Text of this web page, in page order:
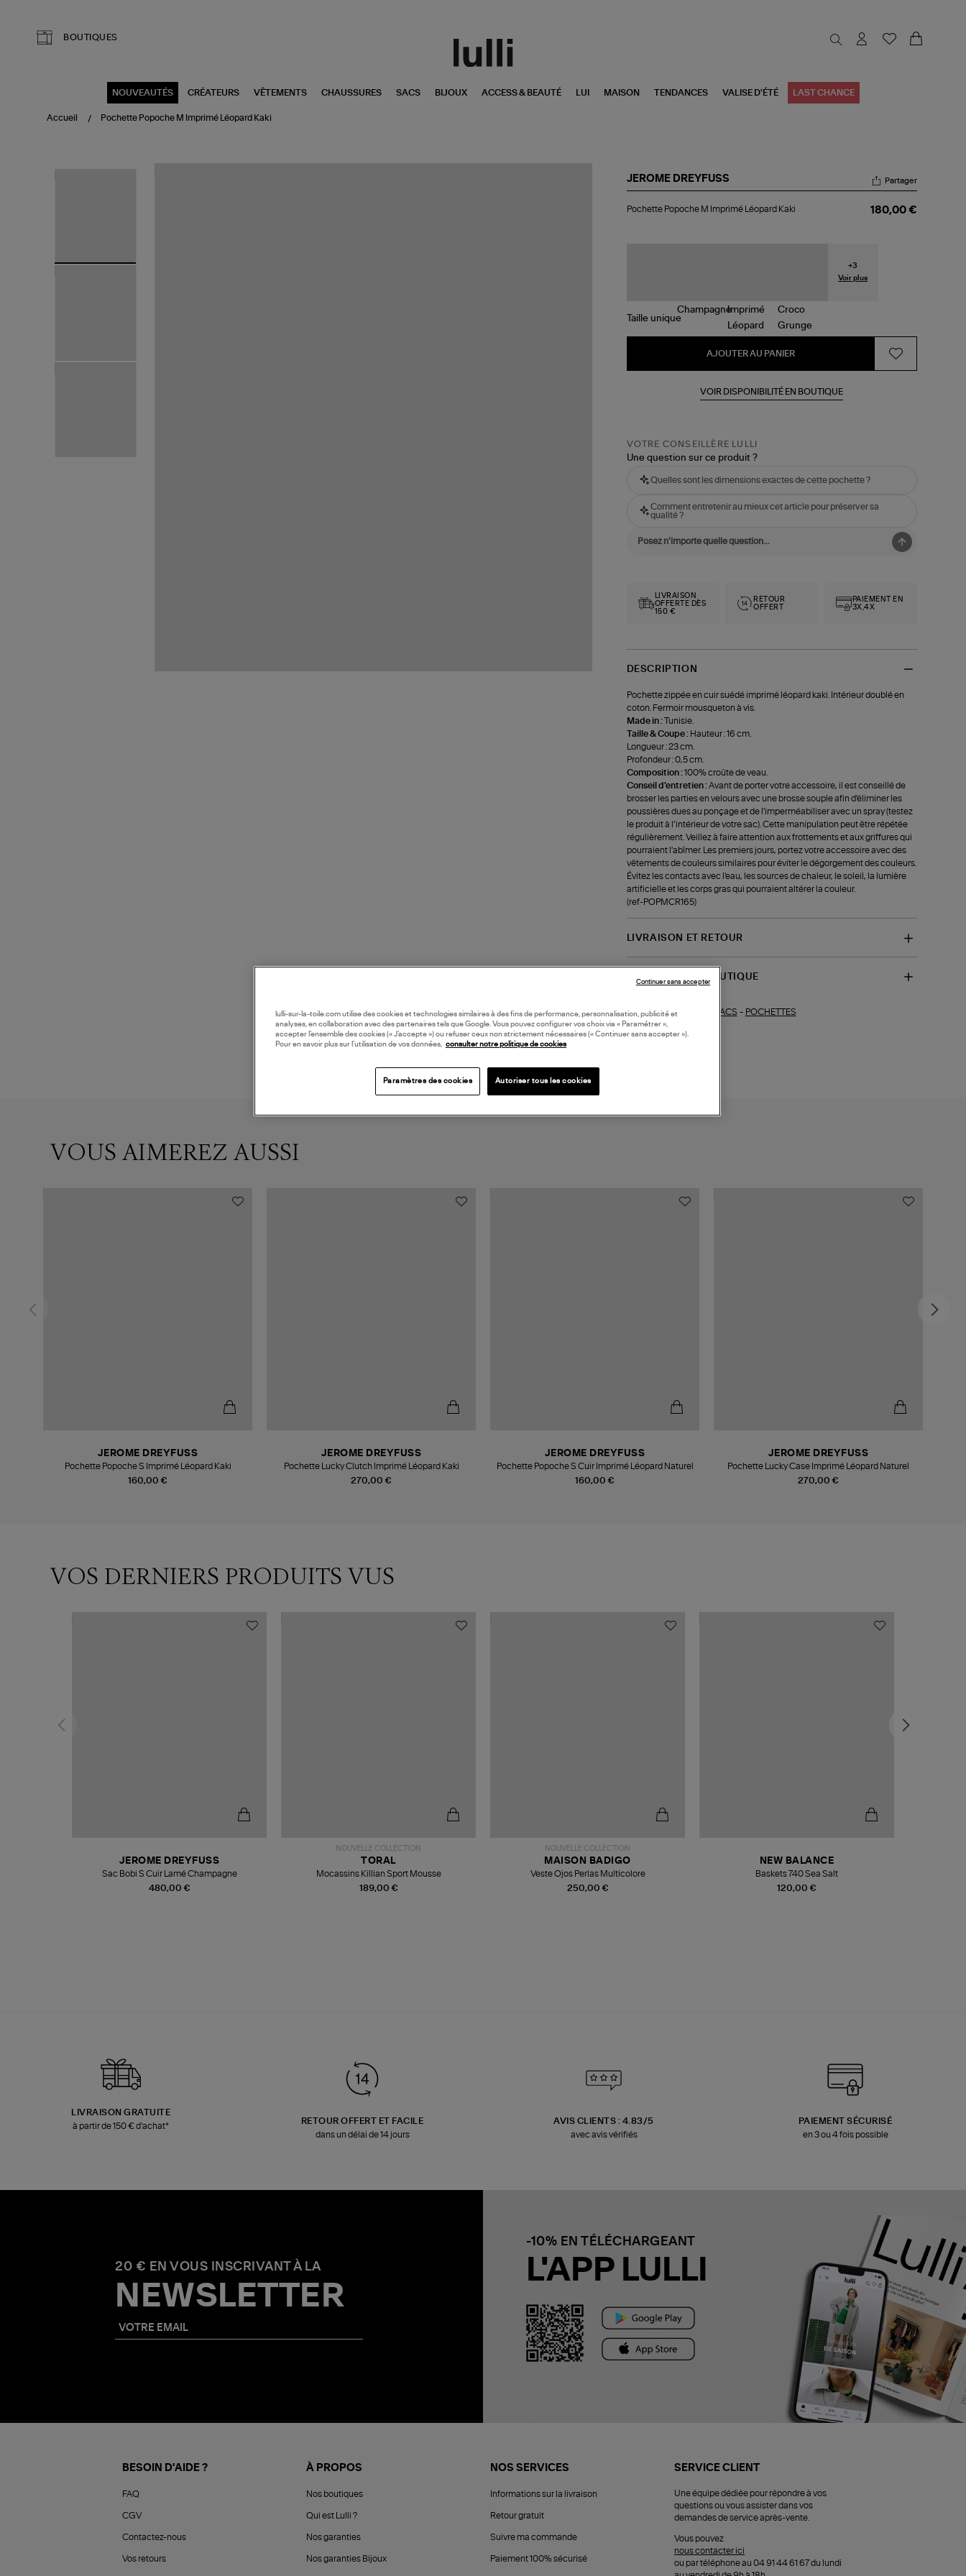
BOUTIQUES
NOUVEAUTÉS CRÉATEURS VÊTEMENTS CHAUSSURES SACS BIJOUX ACCESS & BEAUTÉ LUI MAISON TENDANCES VALISE D'ÉTÉ LAST CHANCE
Accueil Pochette Popoche M Imprimé Léopard Kaki
JEROME DREYFUSS
Popoche
Partager
Pochette Popoche M Imprimé Léopard Kaki 180,00 €
+3
Voir plus
Taille unique
AJOUTER AU PANIER
VOIR DISPONIBILITÉ EN BOUTIQUE
VOTRE CONSEILLÈRE LULLI
Une question sur ce produit ?
Quelles sont les dimensions exactes de cette pochette ?
Comment entretenir au mieux cet article pour préserver sa
qualité ?
LIVRAISON
OFFERTE DÈS
150 €
RETOUR
OFFERT
PAIEMENT EN
3X,4X
DESCRIPTION
Pochette zippée en cuir suédé imprimé léopard kaki. Intérieur doublé en
coton. Fermoir mousqueton à vis.
Made in :
Tunisie.
Taille & Coupe : Hauteur : 16 cm.
Longueur : 23 cm.
Profondeur : 0,5 cm.
Composition :100% croûte de veau.
Conseil d'entretien :Avant de porter votre accessoire, il est conseillé de
brosser les parties en velours avec une brosse souple afin d'éliminer les
poussières dues au ponçage et de l'imperméabiliser avec un spray (testez
le produit à l’intérieur de votre sac). Cette manipulation peut être répétée
régulièrement. Veillez à faire attention aux frottements et aux griffures qui
pourraient l'abîmer. Les premiers jours, portez votre accessoire avec des
vêtements de couleurs similaires pour éviter le dégorgement des couleurs.
Évitez les contacts avec l'eau, les sources de chaleur, le soleil, la lumière
artificielle et les corps gras qui pourraient altérer la couleur.
(ref-POPMCR165)
LIVRAISON ET RETOUR
DISPONIBILITÉ BOUTIQUE
Collections similaires : SACS - POCHETTES
VOUS AIMEREZ AUSSI
160,00 €
JEROME DREYFUSS
Pochette Popoche S Imprimé Léopard Kaki
270,00 €
JEROME DREYFUSS
Pochette Lucky Clutch Imprimé Léopard Kaki
160,00 €
JEROME DREYFUSS
Pochette Popoche S Cuir Imprimé Léopard Naturel
270,00 €
JEROME DREYFUSS
Pochette Lucky Case Imprimé Léopard Naturel
VOS DERNIERS PRODUITS VUS
480,00 €
JEROME DREYFUSS
Sac Bobi S Cuir Lamé Champagne
NOUVELLE COLLECTION
189,00 €
TORAL
Mocassins Killian Sport Mousse
NOUVELLE COLLECTION
250,00 €
MAISON BADIGO
Veste Ojos Perlas Multicolore
120,00 €
NEW BALANCE
Baskets 740 Sea Salt
LIVRAISON GRATUITE
à partir de 150 € d'achat*
RETOUR OFFERT ET FACILE
dans un délai de 14 jours
AVIS CLIENTS : 4.83/5
avec avis vérifiés
PAIEMENT SÉCURISÉ
en 3 ou 4 fois possible
20 € EN VOUS INSCRIVANT À LA
NEWSLETTER
-10% EN TÉLÉCHARGEANT
L'APP LULLI
BESOIN D'AIDE ?
FAQ
CGV
Contactez-nous
Vos retours
À PROPOS
Nos boutiques
Qui est Lulli ?
Nos garanties
Nos garanties Bijoux
NOS SERVICES
Informations sur la livraison
Retour gratuit
Suivre ma commande
Paiement 100% sécurisé
SERVICE CLIENT
Une équipe dédiée pour répondre à vos
questions ou vous assister dans vos
demandes de service après-vente.
Vous pouvez
nous contacter ici
ou par téléphone au 04 91 44 61 67 du lundi
lulli-sur-la-toile.com utilise des cookies et technologies similaires à des fins de performance, personnalisation, publicité et
analyses, en collaboration avec des partenaires tels que Google. Vous pouvez configurer vos choix via « Paramétrer »,
accepter l’ensemble des cookies (« J’accepte ») ou refuser ceux non strictement nécessaires (« Continuer sans accepter »).
Pour en savoir plus sur l’utilisation de vos données, consulter notre politique de cookies
Paramètres des cookies Autoriser tous les cookies
Continuer sans accepter